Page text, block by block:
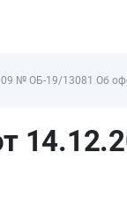
№ ОБ-19/13081 Об